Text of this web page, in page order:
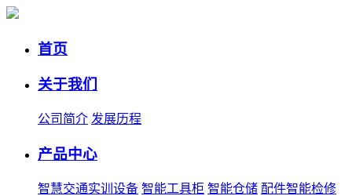
首页
关于我们
公司简介 发展历程
产品中心
智慧交通实训设备 智能工具柜 智能仓储 配件智能检修